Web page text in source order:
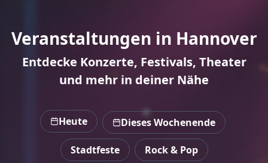
Veranstaltungen in Hannover
Entdecke Konzerte, Festivals, Theater
und mehr in deiner Nähe
Heute Dieses Wochenende
Stadtfeste Rock & Pop